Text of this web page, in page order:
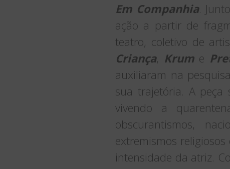
Em Companhia.
ação a partir de
teatro, coletivo de
Criança, Krume
auxiliaram na
sua trajetória. A
vivendo a
obscurantismos,
extremismos
intensidade da atriz.